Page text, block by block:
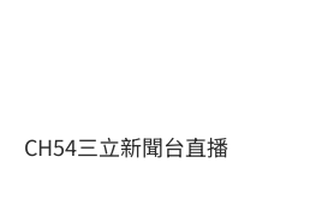
CH54三立新聞台直播